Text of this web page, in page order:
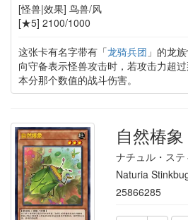
[怪兽|效果] 鸟兽/风
[★5] 2100/1000
这张卡有名字带有「龙骑兵团 」的龙
向守备表示怪兽攻击时，若攻击力超
本分那个数值的战斗伤害。
自然椿象
ナチュル・ス
Naturia
25866285